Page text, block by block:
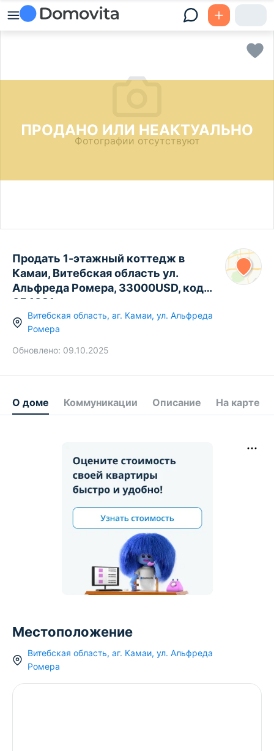
ПРОДАНО ИЛИ НЕАКТУАЛЬНО
Фотографии отсутствуют
Продать 1-этажный коттедж в
Камаи, Витебская область ул.
Альфреда Ромера, 33000USD, код
654081
Витебская область, аг. Камаи, ул. Альфреда
Ромера
Обновлено: 09.10.2025
О доме Коммуникации Описание На карте
Местоположение
Витебская область, аг. Камаи, ул. Альфреда
Ромера